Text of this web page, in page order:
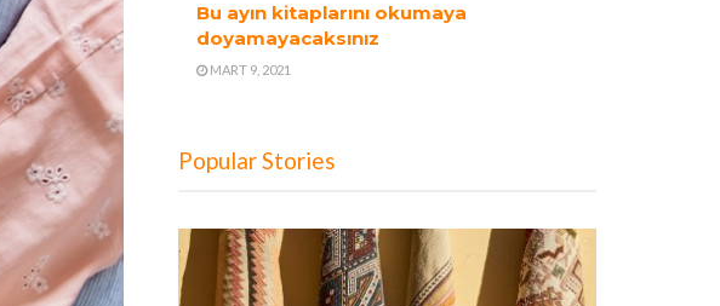
Bu ayın kitaplarını okumaya
doyamayacaksınız
MART 9, 2021
Popular Stories